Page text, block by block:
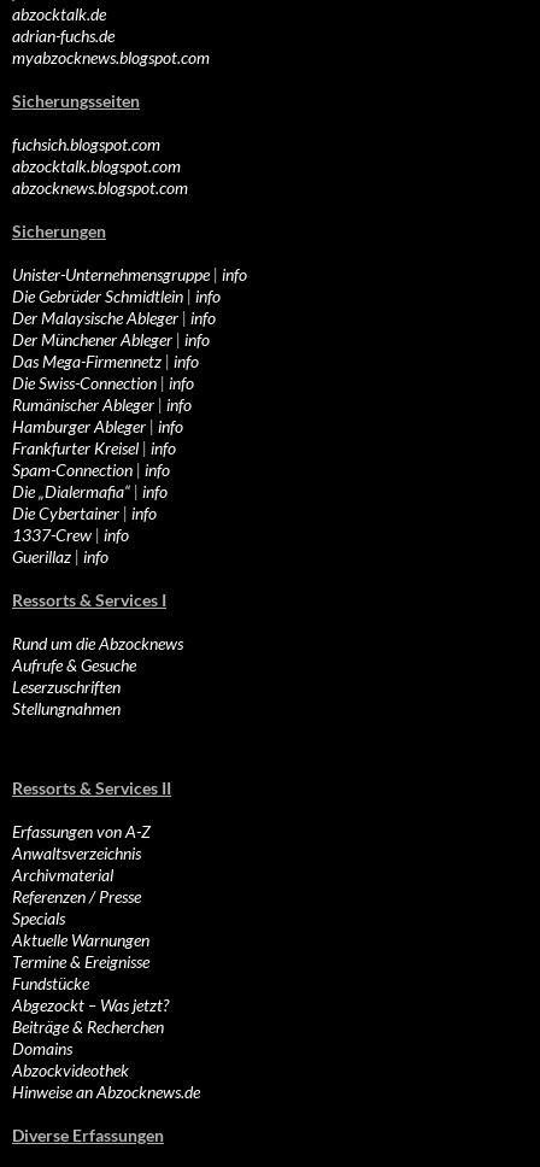
abzocktalk.de
adrian-fuchs.de
myabzocknews.blogspot.com
Sicherungsseiten
fuchsich.blogspot.com
abzocktalk.blogspot.com
abzocknews.blogspot.com
Sicherungen
Unister-Unternehmensgruppe| info
Die Gebrüder Schmidtlein | info
Der Malaysische Ableger | info
Der Münchener Ableger | info
Das Mega-Firmennetz | info
Die Swiss-Connection | info
Rumänischer Ableger | info
Hamburger Ableger | info
Frankfurter Kreisel | info
Spam-Connection | info
Die „Dialermafia“ | info
Die Cybertainer | info
1337-Crew | info
Guerillaz | info
Ressorts & Services I
Rund um die Abzocknews
Aufrufe & Gesuche
Leserzuschriften
Stellungnahmen
Ressorts & Services II
Erfassungen von A-Z
Anwaltsverzeichnis
Archivmaterial
Referenzen / Presse
Specials
Aktuelle Warnungen
Termine & Ereignisse
Fundstücke
Abgezockt – Was jetzt?
Beiträge & Recherchen
Domains
Abzockvideothek
Hinweise an Abzocknews.de
Diverse Erfassungen